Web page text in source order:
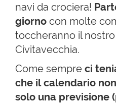
navi da crociera!
giorno con molte
toccheranno il
Civitavecchia.
Come sempre ci
che il calendario
solo una previsione